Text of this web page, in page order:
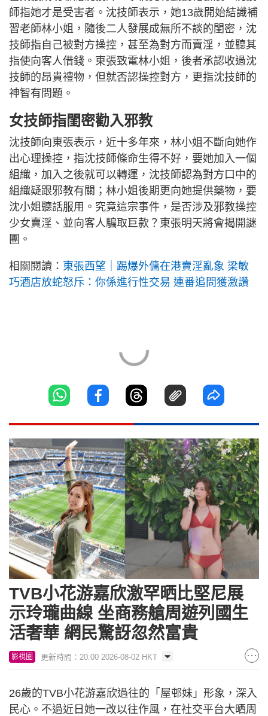
師指她才是受害者。沈技師表示，她13歲開始結識補
習老師林小姐，隨後二人發展成無所不談的閨密，沈
技師指自己被對方操控，甚至為對方而賣淫，並聽其
指使向客人借錢。東張致電林小姐，後者承認收過沈
技師的昂貴禮物，但就否認操控對方，更指沈技師的
神智有問題。
女技師指閨密勸入邪教
沈技師向東張表示，近十多年來，林小姐不斷向她作
出心理操控，指沈技師條命生得不好，要她加入一個
組織，加入之後就可以轉運，沈技師認為對方口中的
組織疑跟邪教有關；林小姐後期更向她提供藥物，要
沈小姐聽話服用。究竟這宗事件，是否涉及邪教操控
少女賣淫、並向客人騙取巨款？東張明天將會揭開謎
團。
相關閱讀： 東張西望｜踢爆外傭在港賣淫亂象 梁敏
巧酒店放蛇怒斥：你係進行性交易 連番追問獲激讚
TVB小花游嘉欣激罕晒比堅尼展
示玲瓏曲線 坐商務艙周遊列國生
活奢華 網民驚訝忽然富貴
影視圈 更新時間：20:00 2026-08-02 HKT
26歲的TVB小花游嘉欣過往的「屋邨妹」形象，深入
民心。不過近日她一改以往作風，在社交平台大晒周